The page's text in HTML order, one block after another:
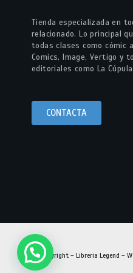
Tienda especializada en
relacionado. Lo principal
todas clases como cómic
Comics, Image, Vertigo y
editoriales como La
CONTACTA
© Copyright – Libreria Legend –